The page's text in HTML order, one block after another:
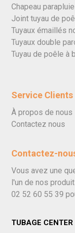
Chapeau
Joint tuyau de
Tuyaux émaillés
Tuyaux double
Tuyau de poêle à
Service Clients
À propos de nous
Contactez nous
Contactez-
Vous avez une
l'un de nos
02 52 60 55 39
TUBAGE CENTER